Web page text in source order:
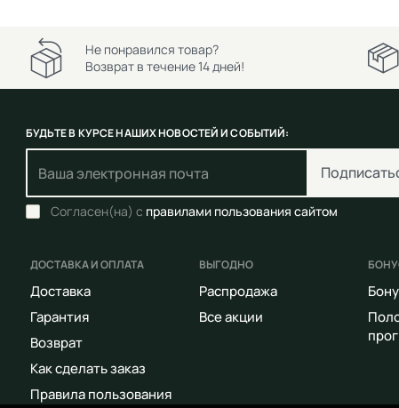
Не понравился товар?
Возврат в течение 14 дней!
БУДЬТЕ В КУРСЕ НАШИХ НОВОСТЕЙ И СОБЫТИЙ:
Согласен(на) с правилами пользования сайтом
ДОСТАВКА И ОПЛАТА
Доставка
Гарантия
Возврат
Как сделать заказ
Правила пользования
ВЫГОДНО
Распродажа
Все акции